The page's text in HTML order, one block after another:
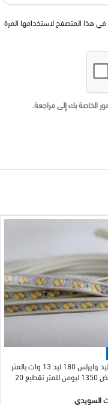
في هذا المتصفح لاستخدامها المرة
الخاصة بك إلى مراجعة.
خرطوم ليد وايرلس 180 ليد 13 وات بالمتر
اضاءه ابيض 1350 ليومن للمتر تقطيع 20
السويدي